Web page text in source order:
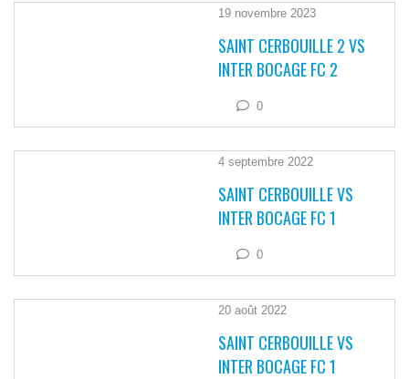
19 novembre 2023
SAINT CERBOUILLE 2 VS
INTER BOCAGE FC 2
0
4 septembre 2022
SAINT CERBOUILLE VS
INTER BOCAGE FC 1
0
20 août 2022
SAINT CERBOUILLE VS
INTER BOCAGE FC 1